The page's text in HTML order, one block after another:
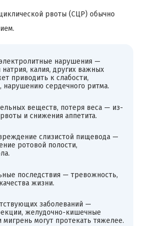
рвоты (СЦР) обычно
нарушения —
калия, других важных
приводить к слабости,
нарушению сердечного ритма.
веществ, потеря веса — из-
и снижения аппетита.
слизистой пищевода —
ротовой полости,
последствия — тревожность,
жизни.
заболеваний —
желудочно-кишечные
мигрень могут протекать тяжелее.